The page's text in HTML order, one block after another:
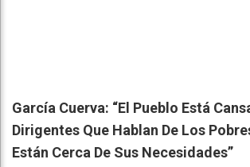
García Cuerva: “El Pueblo Está
Dirigentes Que Hablan De Los
Están Cerca De Sus Necesidades”